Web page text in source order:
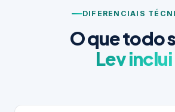
DIFERENCIAIS
O que todo
Lev inclui